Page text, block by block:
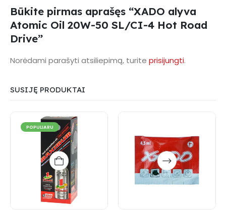
Būkite pirmas aprašęs “XADO alyva
Atomic Oil 20W-50 SL/CI-4 Hot Road
Drive”
Norėdami parašyti atsiliepimą, turite prisijungti.
SUSIJĘ PRODUKTAI
POPULIARU
This
product
has
multiple